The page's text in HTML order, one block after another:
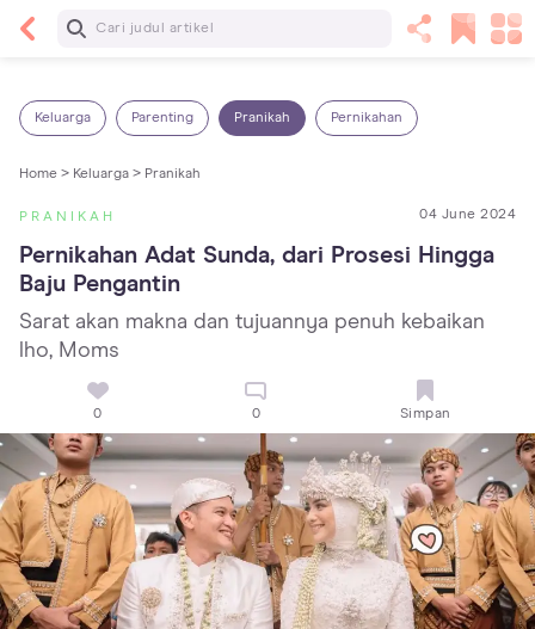
Baca Selanjutnya
Keluarga Parenting Pranikah Pernikahan
Home > Keluarga > Pranikah
PRANIKAH 04 June 2024
Pernikahan Adat Sunda, dari Prosesi Hingga
Baju Pengantin
Sarat akan makna dan tujuannya penuh kebaikan
lho, Moms
0 0 Simpan